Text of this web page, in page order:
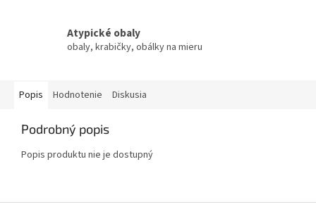
Atypické obaly
obaly, krabičky, obálky na mieru
Popis Hodnotenie Diskusia
Podrobný popis
Popis produktu nie je dostupný